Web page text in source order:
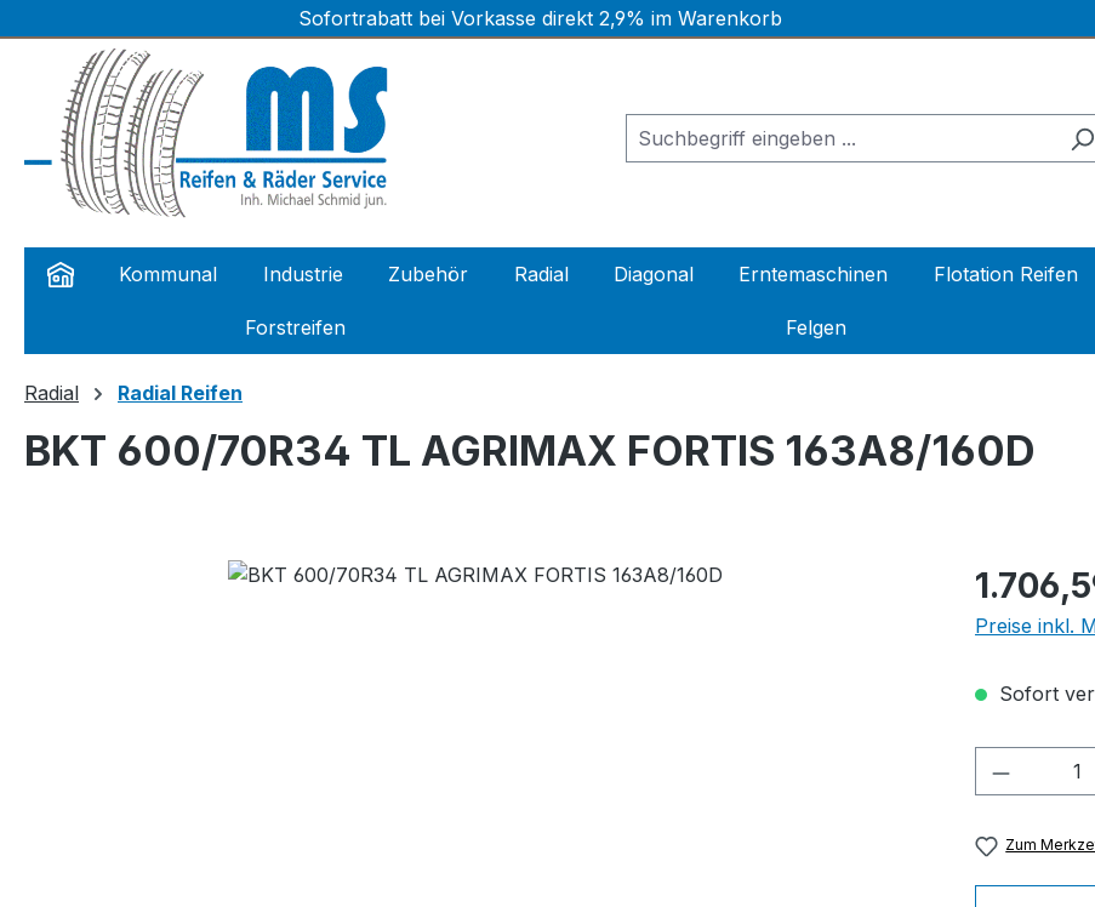
Zur Hauptnavigation springenSofortrabatt bei Vorkasse direkt 2,9% im Warenkorb
Kommunal Industrie Zubehör Radial Diagonal Erntemaschinen Flotation Reifen
Forstreifen Felgen
Radial Radial Reifen
BKT 600/70R34 TL AGRIMAX FORTIS 163A8/160D
Bildergalerie überspringen Regulärer
Preise inkl.
Sofort
Zum